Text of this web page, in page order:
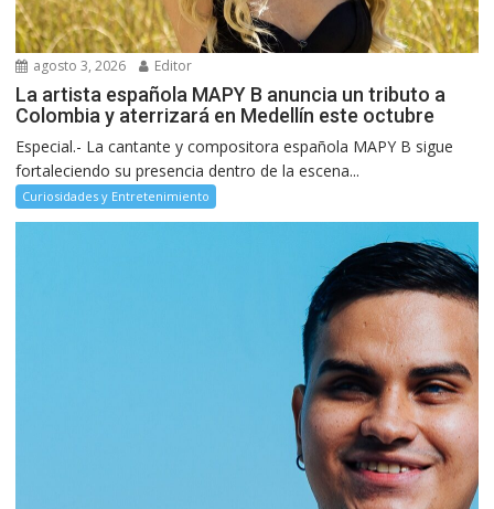
agosto 3, 2026 Editor
La artista española MAPY B anuncia un tributo a
Colombia y aterrizará en Medellín este octubre
Especial.- La cantante y compositora española MAPY B sigue
fortaleciendo su presencia dentro de la escena...
Curiosidades y Entretenimiento